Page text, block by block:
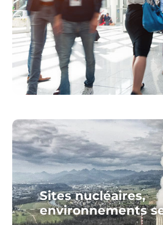
Sites nucléaires,
environnements